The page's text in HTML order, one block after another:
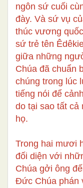
ngôn sứ cuối
đày. Và sứ vụ
thúc vương
sứ trẻ tên
giữa những
Chúa đã chuẩn
chúng trong lúc
tiếng nói để
do tại sao tất
họ.
Trong hai mươi
đối diện với
Chúa gởi ông
Đức Chúa phán